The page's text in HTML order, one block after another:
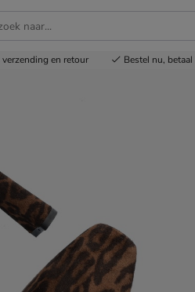
verzending en retour Bestel nu, betaal